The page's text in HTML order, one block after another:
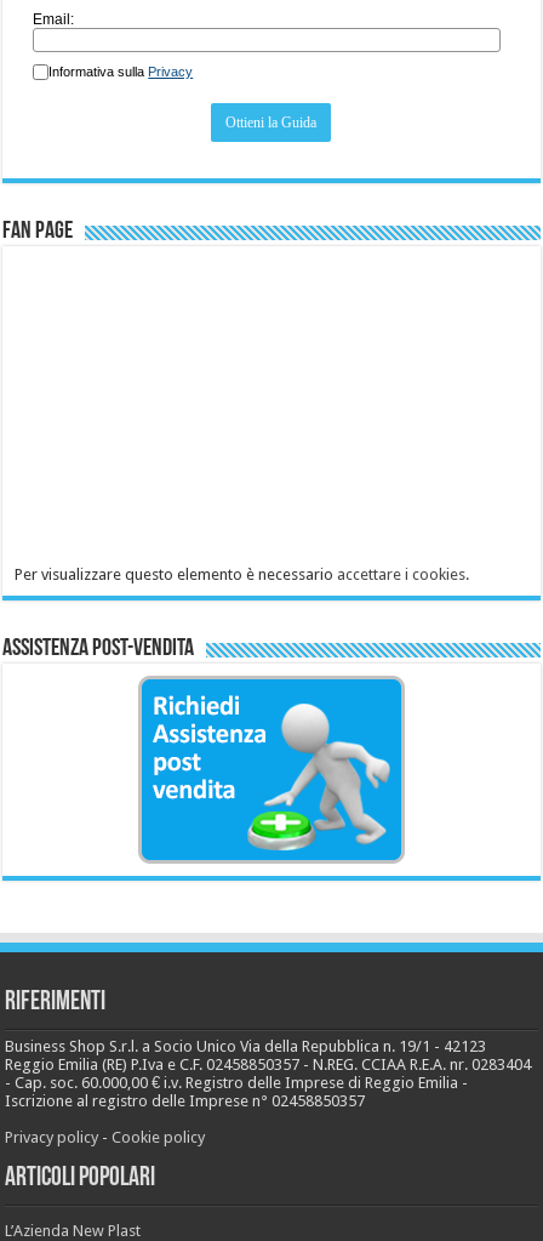
Email:
Informativa sulla Privacy
Fan Page
Per visualizzare questo elemento è necessario accettare i cookies.
Assistenza Post-Vendita
Riferimenti
Business Shop S.r.l. a Socio Unico Via della Repubblica n. 19/1 - 42123
Reggio Emilia (RE) P.Iva e C.F. 02458850357 - N.REG. CCIAA R.E.A. nr. 0283404
- Cap. soc. 60.000,00 € i.v. Registro delle Imprese di Reggio Emilia -
Iscrizione al registro delle Imprese n° 02458850357
Privacy policy -Cookie policy
Articoli popolari
L’Azienda New Plast